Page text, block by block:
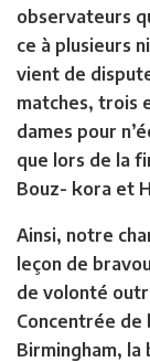
observateurs
ce à plusieurs
vient de
matches, trois
dames pour
que lors de la
Bouz- kora et
Ainsi, notre
leçon de
de volonté
Concentrée de
Birmingham,